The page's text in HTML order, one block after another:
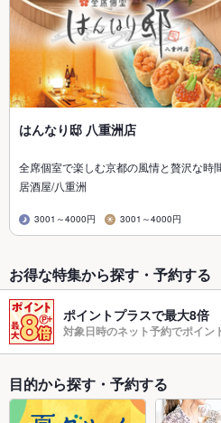
はんなり邸 八重洲店
全席個室で楽しむ京都の風情と贅沢な時
居酒屋/八重洲
3001～4000円 3001～4000円
お得な特集から探す・予約する
ポイントプラスで最大8倍
対象日時のネット予約でポイン
目的から探す・予約する